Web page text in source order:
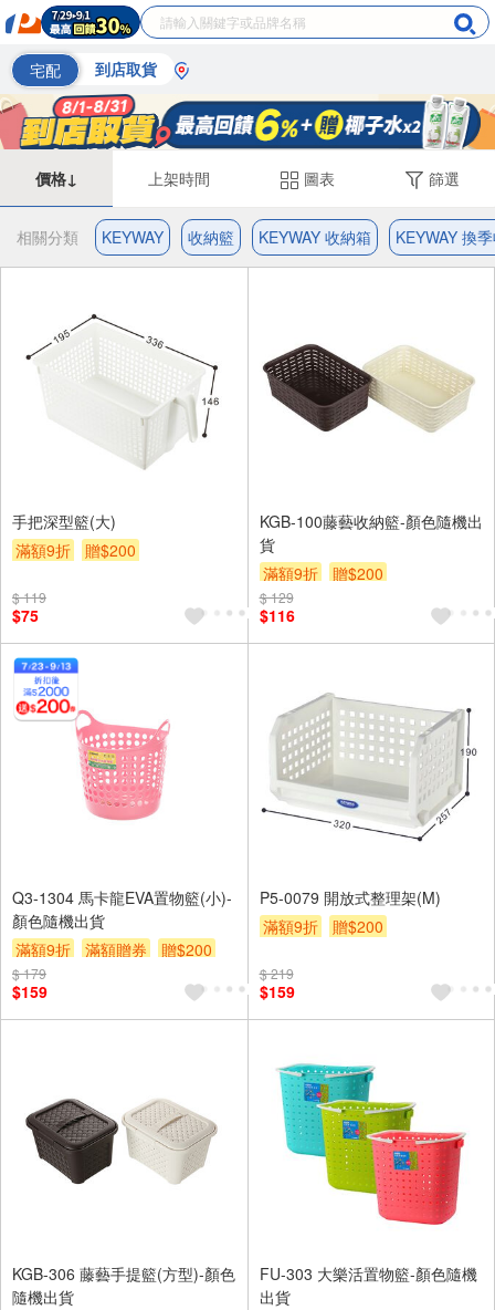
宅配 到店取貨
價格↓ 上架時間 圖表 篩選
相關分類 KEYWAY 收納籃 KEYWAY 收納箱 KEYWAY 換
手把深型籃(大)
滿額9折
贈$200
$ 119
$75
KGB-100藤藝收納籃-顏色隨機出
貨
滿額9折
贈$200
$ 129
$116
Q3-1304 馬卡龍EVA置物籃(小)-
顏色隨機出貨
滿額9折
滿額贈券 贈$200
$ 179
$159
P5-0079 開放式整理架(M)
滿額9折
贈$200
$ 219
$159
KGB-306 藤藝手提籃(方型)-顏色
隨機出貨
FU-303 大樂活置物籃-顏色隨機
出貨